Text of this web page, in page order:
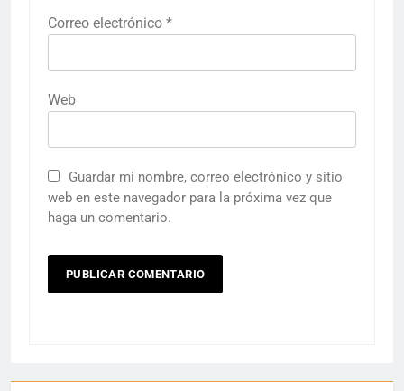
Correo electrónico *
Web
Guardar mi nombre, correo electrónico y sitio
web en este navegador para la próxima vez que
haga un comentario.